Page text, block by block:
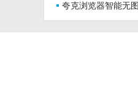
夸克浏览器智能无
教程